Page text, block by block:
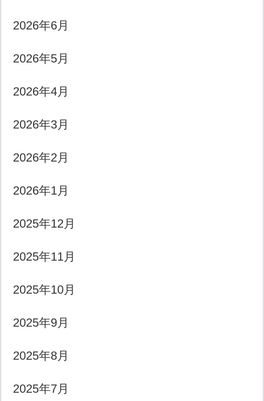
2026年6月
2026年5月
2026年4月
2026年3月
2026年2月
2026年1月
2025年12月
2025年11月
2025年10月
2025年9月
2025年8月
2025年7月